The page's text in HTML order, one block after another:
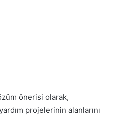
önerisi olarak,
projelerinin alanlarını